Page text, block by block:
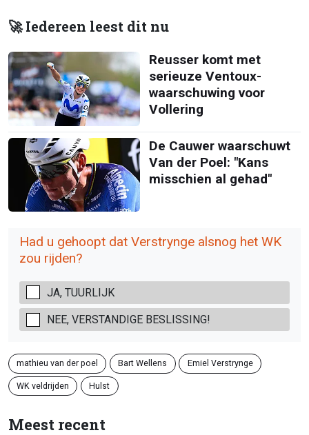
🚀 Iedereen leest dit nu
Reusser komt met
serieuze Ventoux-
waarschuwing voor
Vollering
De Cauwer waarschuwt
Van der Poel: "Kans
misschien al gehad"
Had u gehoopt dat Verstrynge alsnog het WK
zou rijden?
JA, TUURLIJK
NEE, VERSTANDIGE BESLISSING!
mathieu van der poel Bart Wellens Emiel Verstrynge
WK veldrijden Hulst
Meest recent